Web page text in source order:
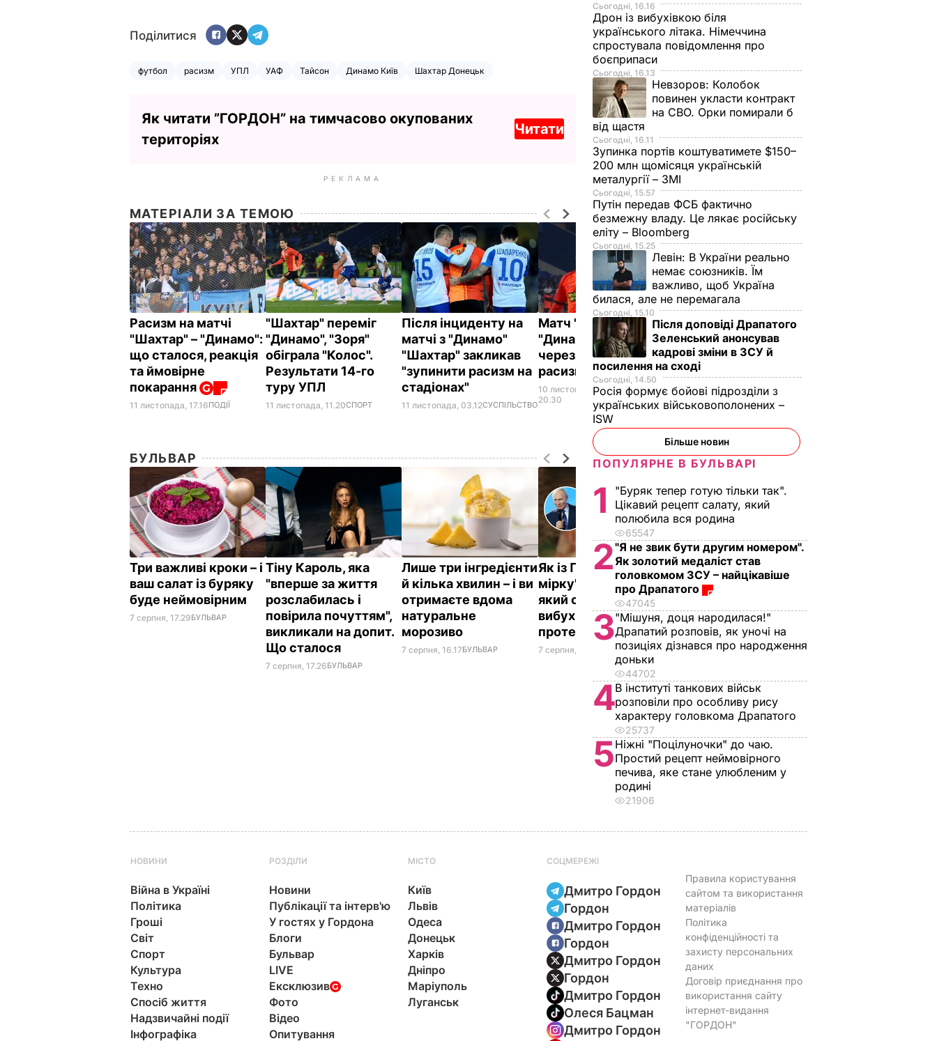
Поділитися
футбол расизм УПЛ УАФ Тайсон Динамо Київ Шахтар Донецьк
Як читати ”ГОРДОН” на тимчасово окупованих
територіях
Читати
РЕКЛАМА
МАТЕРІАЛИ ЗА ТЕМОЮ
Расизм на матчі
"Шахтар" – "Динамо":
що сталося, реакція
та ймовірне
покарання
11 листопада, 17.16ПОДІЇ
"Шахтар" переміг
"Динамо", "Зоря"
обіграла "Колос".
Результати 14-го
туру УПЛ
11 листопада, 11.20СПОРТ
Після інциденту на
матчі з "Динамо"
"Шахтар" закликав
"зупинити расизм на
стадіонах"
11 листопада, 03.12СУСПІЛЬСТВО
Матч "Шахтар" –
"Динамо" зупиняли
через прояви
расизму
10 листопада,
20.30
СУСПІЛЬСТВО
"Шахтар" у меншості
втримав перемогу
над "Динамо" в 14-му
турі УПЛ
10 листопада, 19.09 СПОРТ
БУЛЬВАР
Три важливі кроки – і
ваш салат із буряку
буде неймовірним
7 серпня, 17.29БУЛЬВАР
Тіну Кароль, яка
"вперше за життя
розслабилась і
повірила почуттям",
викликали на допит.
Що сталося
7 серпня, 17.26БУЛЬВАР
Лише три інгредієнти
й кілька хвилин – і ви
отримаєте вдома
натуральне
морозиво
7 серпня, 16.17БУЛЬВАР
Як із Путіна "знімали
мірку" для Колобка,
який спровокував
вибухи в Москві й
протести в РФ
7 серпня, 15.53 БУЛЬВАР
Тільки такі добрива в
серпні дадуть перцю
смак і масу
7 серпня, 15.24БУЛЬВАР
Сьогодні, 16.16
Дрон із вибухівкою біля
українського літака. Німеччина
спростувала повідомлення про
боєприпаси
Сьогодні, 16.13
Невзоров: Колобок
повинен укласти контракт
на СВО. Орки помирали б
від щастя
Сьогодні, 16.11
Зупинка портів коштуватимете $150–
200 млн щомісяця українській
металургії – ЗМІ
Сьогодні, 15.57
Путін передав ФСБ фактично
безмежну владу. Це лякає російську
еліту – Bloomberg
Сьогодні, 15.25
Левін: В України реально
немає союзників. Їм
важливо, щоб Україна
билася, але не перемагала
Сьогодні, 15.10
Після доповіді Драпатого
Зеленський анонсував
кадрові зміни в ЗСУ й
посилення на сході
Сьогодні, 14.50
Росія формує бойові підрозділи з
українських військовополонених –
ISW
Більше новин
ПОПУЛЯРНЕ В БУЛЬВАРІ
1
"Буряк тепер готую тільки так".
Цікавий рецепт салату, який
полюбила вся родина
65547
2"Я не звик бути другим номером".
Як золотий медаліст став
головкомом ЗСУ – найцікавіше
про Драпатого
47045
3"Мішуня, доця народилася!"
Драпатий розповів, як уночі на
позиціях дізнався про народження
доньки
44702
4В інституті танкових військ
розповіли про особливу рису
характеру головкома Драпатого
25737
5Ніжні "Поцілуночки" до чаю.
Простий рецепт неймовірного
печива, яке стане улюбленим у
родині
21906
НОВИНИ
Війна в Україні
Політика
Гроші
Світ
Спорт
Культура
Техно
Спосіб життя
Надзвичайні події
Інфографіка
РОЗДІЛИ
Новини
Публікації та інтерв'ю
У гостях у Гордона
Блоги
Бульвар
LIVE
Ексклюзив
Фото
Відео
Опитування
МІСТО
Київ
Львів
Одеса
Донецьк
Харків
Дніпро
Маріуполь
Луганськ
СОЦМЕРЕЖІ
Дмитро Гордон
Гордон
Дмитро Гордон
Гордон
Дмитро Гордон
Гордон
Дмитро Гордон
Олеся Бацман
Дмитро Гордон
Правила користування
сайтом та використання
матеріалів
Політика
конфіденційності та
захисту персональних
даних
Договір приєднання про
використання сайту
інтернет-видання
"ГОРДОН"